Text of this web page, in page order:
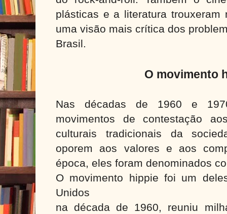
plásticas e a literatura trouxeram
uma visão mais crítica dos
Brasil.
O movimento
Nas décadas de 1960 e
movimentos de contestação
culturais tradicionais da
oporem aos valores e aos
época, eles foram denominados
O movimento hippie foi um
Unidos
na década de 1960, reuniu